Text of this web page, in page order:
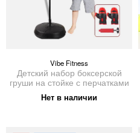
Vibe Fitness
Детский набор боксерской
груши на стойке с перчатками
Нет в наличии